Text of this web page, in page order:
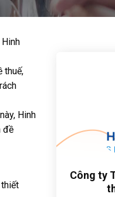
thuế,
Hinh
đề
Công ty